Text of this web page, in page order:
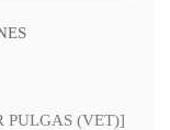
PULGAS (VET)]